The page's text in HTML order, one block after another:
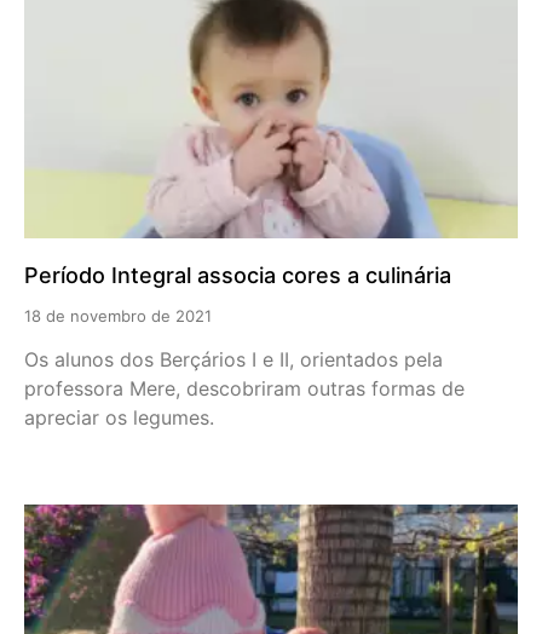
Período Integral associa cores a culinária
18 de novembro de 2021
Os alunos dos Berçários I e II, orientados pela
professora Mere, descobriram outras formas de
apreciar os legumes.